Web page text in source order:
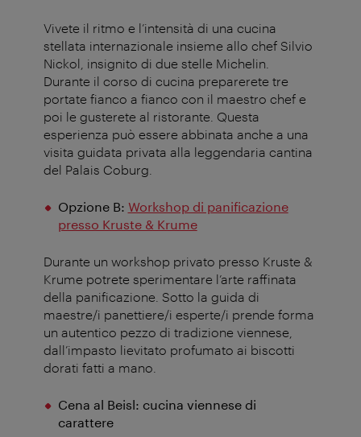
Vivete il ritmo e l’intensità di una cucina
stellata internazionale insieme allo chef Silvio
Nickol , insignito di due stelle Michelin.
Durante il corso di cucina preparerete tre
portate fianco a fianco con il maestro chef e
poi le gusterete al ristorante. Questa
esperienza può essere abbinata anche a una
visita guidata privata alla leggendaria cantina
del Palais Coburg
Opzione B: Workshop di panificazione
presso Kruste & Krume
Durante un workshop privato presso Kruste &
Krume potrete sperimentare l’arte raffinata
della panificazione. Sotto la guida di
maestre/i panettiere/i esperte/i prende forma
un autentico pezzo di tradizione viennese,
dall’impasto lievitato profumato ai biscotti
dorati fatti a mano
Cena al Beisl: cucina viennese di
carattere